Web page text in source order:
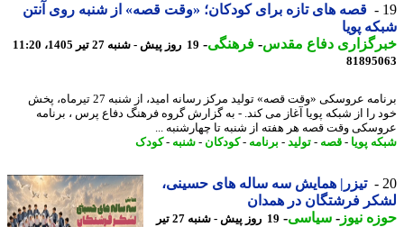
قصه های تازه برای کودکان؛ «وقت قصه» از شنبه روی آنتن
پویا
دفاع مقدس-فرهنگی-19 روز پیش - شنبه 27 تیر 1405، 11:20
برنامه عروسکی «وقت قصه» تولید مرکز رسانه امید، از شنبه 27 تیرماه، پخش
را از شبکه پویا آغاز می کند. - به گزارش گروه فرهنگ دفاع پرس ، برنامه
وقت قصه هر هفته از شنبه تا چهارشنبه ...
پویا-قصه -تولید-برنامه -کودکان-شنبه-کودک
تیزر| همایش سه ساله های حسینی،
فرشتگان در همدان
نیوز-سیاسی-
19 روز پیش - شنبه 27 تیر